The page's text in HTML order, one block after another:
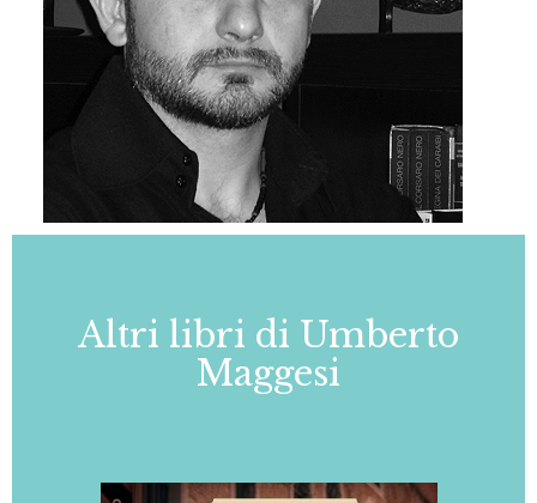
Altri libri di Umberto
Maggesi